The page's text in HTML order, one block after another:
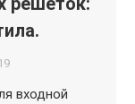
входной